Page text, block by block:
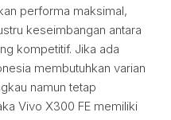
performa maksimal,
keseimbangan antara
kompetitif. Jika ada
membutuhkan varian
namun tetap
Vivo X300 FE memiliki